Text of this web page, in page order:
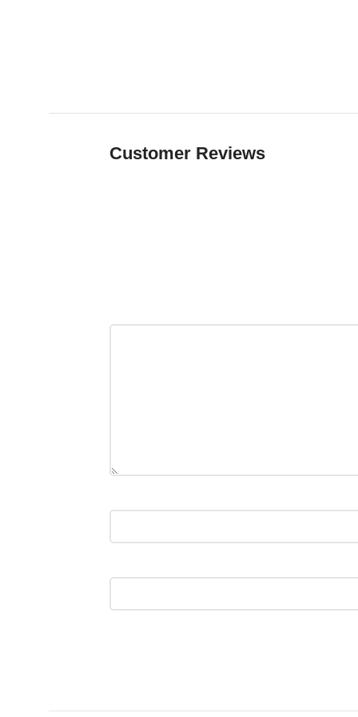
Customer Reviews